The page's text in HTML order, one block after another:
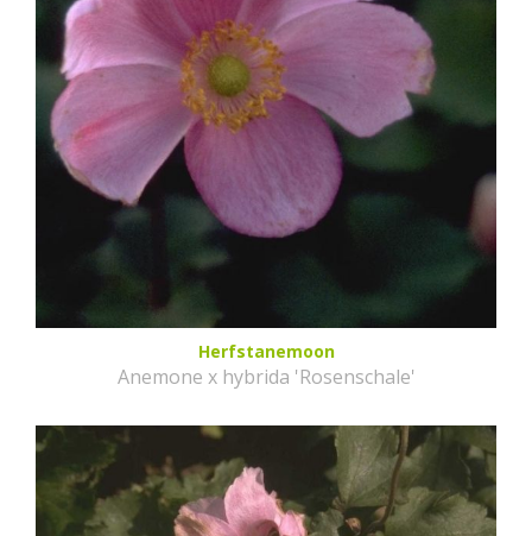
Herfstanemoon
Anemone x hybrida 'Rosenschale'